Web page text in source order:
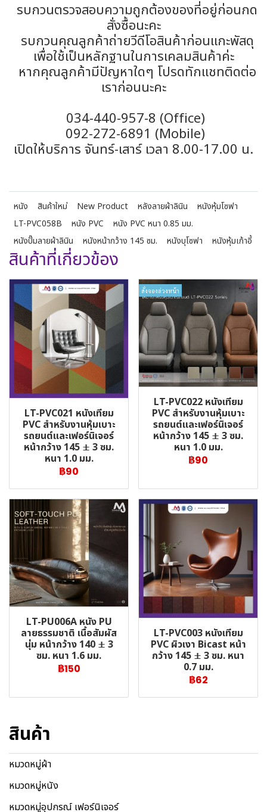
รบกวนตรวจสอบความถูกต้องของที่อยู่ก่อนกด
สั่งซื้อนะคะ
รบกวนคุณลูกค้าถ่ายวีดีโอสินค้าก่อนแกะพัสดุ
เพื่อใช้เป็นหลักฐานในการเคลมสินค้าค่ะ
หากคุณลูกค้ามีปัญหาใดๆ โปรดทักแชทติดต่อ
เราก่อนนะคะ
034-440-957-8 (Office)
092-272-6891 (Mobile)
เปิดให้บริการ จันทร์-เสาร์ เวลา 8.00-17.00 น.
หนัง สินค้าใหม่ New Product หลังลายผ้าลินิน
หนังหุ้มโซฟา
LT-PVC058B
หนัง PVC
หนัง PVC หนา 0.85 มม.
หนังปั๊มลายผ้าลินิน
หนังหน้ากว้าง 145 ซม. หนังบุโซฟา หนังหุ้มเก้าอี้
สินค้าที่เกี่ยวข้อง
LT-PVC021 หนังเทียม
PVC สำหรับงานหุ้มเบาะ
รถยนต์และเฟอร์นิเจอร์
หน้ากว้าง 145 ± 3 ซม.
หนา 1.0 มม.
฿90
สั่งจองล่วงหน้า
LT-PVC022 หนังเทียม
PVC สำหรับงานหุ้มเบาะ
รถยนต์และเฟอร์นิเจอร์
หน้ากว้าง 145 ± 3 ซม.
หนา 1.0 มม.
฿90
LT-PU006A หนัง PU
ลายธรรมชาติ เนื้อสัมผัส
นุ่ม หน้ากว้าง 140 ± 3
ซม. หนา 1.6 มม.
฿150
LT-PVC003 หนังเทียม
PVC ผิวเงา Bicast หน้า
กว้าง 145 ± 3 ซม. หนา
0.7 มม.
฿62
สินค้า
หมวดหมู่ผ้า
หมวดหมู่หนัง
หมวดหมู่อุปกรณ์ เฟอร์นิเจอร์